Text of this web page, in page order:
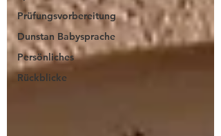
Prüfungsvorbereitung
Dunstan Babysprache
Persönliches
Rückblicke